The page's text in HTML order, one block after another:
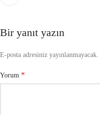
Bir yanıt yazın
E-posta adresiniz yayınlanmayacak.
Yorum *